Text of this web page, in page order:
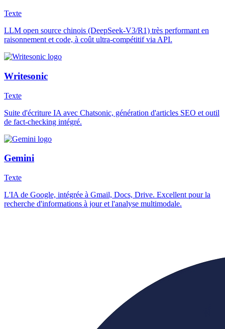
Texte
LLM open source chinois (DeepSeek-V3/R1) très performant en
raisonnement et code, à coût ultra-compétitif via API.
Writesonic
Texte
Suite d'écriture IA avec Chatsonic, génération d'articles SEO et outil
de fact-checking intégré.
Gemini
Texte
L'IA de Google, intégrée à Gmail, Docs, Drive. Excellent pour la
recherche d'informations à jour et l'analyse multimodale.